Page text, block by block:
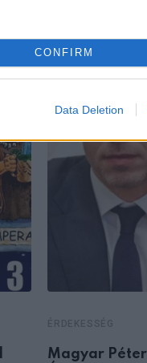
CONFIRM
Data Deletion
Magyar